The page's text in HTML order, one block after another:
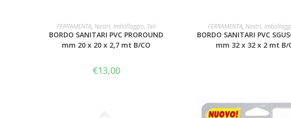
LEGGI TUTTO
FERRAMENTA, Nastri, Imballaggio, Teli
BORDO SANITARI PVC PROROUND
mm 20 x 20 x 2,7 mt B/CO
€13,00
LEGGI TUTTO
FERRAMENTA, Nastri,
BORDO SANITARI PVC
mm 32 x 32 x 2 mt B/